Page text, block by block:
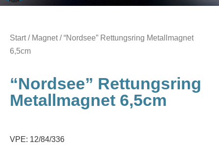
Start/ Magnet/ “Nordsee” Rettungsring Metallmagnet
6,5cm
“Nordsee” Rettungsring
Metallmagnet 6,5cm
VPE: 12/84/336